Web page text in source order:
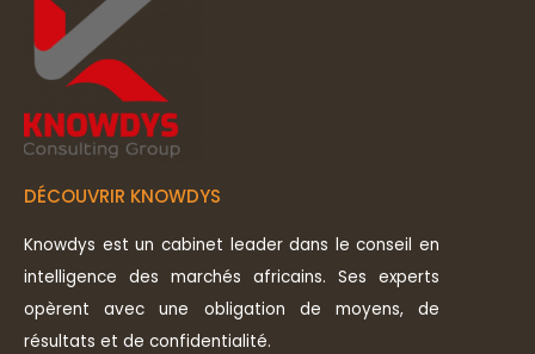
DÉCOUVRIR KNOWDYS
Knowdys est un cabinet leader dans le conseil en
intelligence des marchés africains. Ses experts
opèrent avec une obligation de moyens, de
résultats et de confidentialité.